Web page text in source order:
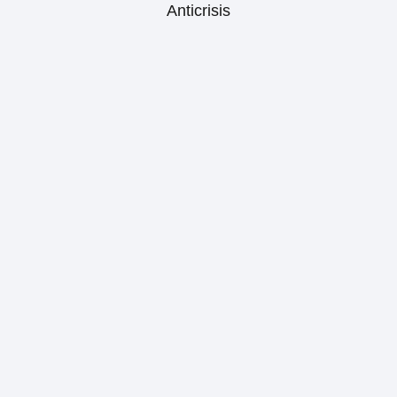
Anticrisis